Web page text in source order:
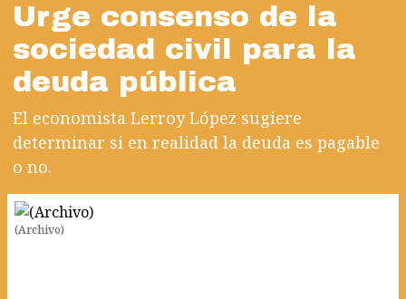
Urge consenso de la
sociedad civil para la
deuda pública
El economista Lerroy López sugiere
determinar si en realidad la deuda es pagable
o no.
(Archivo)